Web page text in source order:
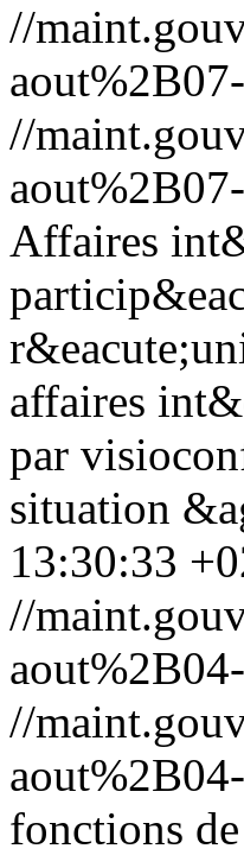
//
//
Affaires
affaires
par
situation
13:30:33
//
//
fonctions